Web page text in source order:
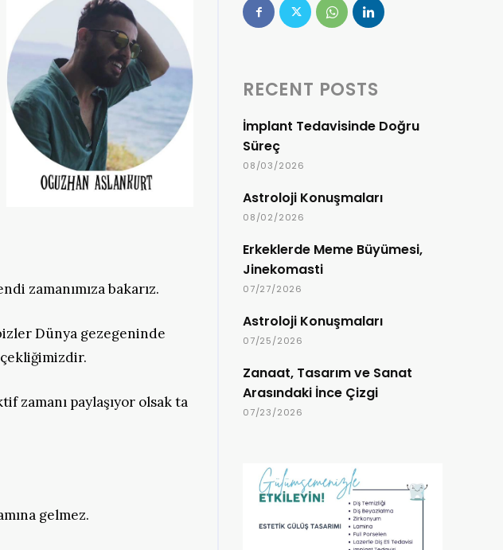
zamanımıza bakarız.
Dünya gezegeninde
zamanı paylaşıyor olsak ta
gelmez.
RECENT POSTS
İmplant Tedavisinde Doğru
Süreç
08/03/2026
Astroloji Konuşmaları
08/02/2026
Erkeklerde Meme Büyümesi,
Jinekomasti
07/27/2026
Astroloji Konuşmaları
07/25/2026
Zanaat, Tasarım ve Sanat
Arasındaki İnce Çizgi
07/23/2026